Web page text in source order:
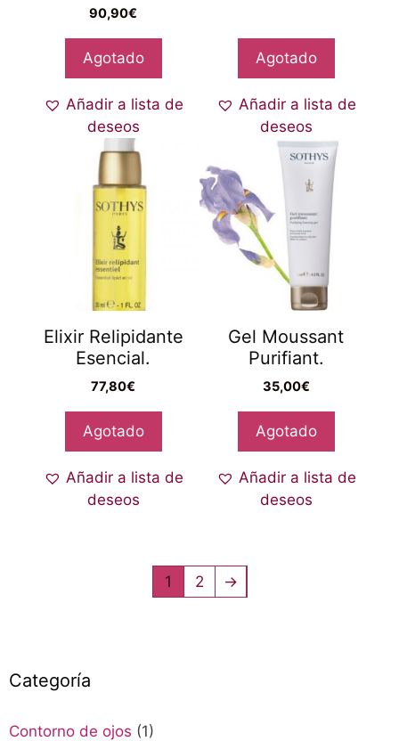
90,90€
Agotado
Añadir a lista de
deseos
Agotado
Añadir a lista de
deseos
Elixir Relipidante
Esencial.
77,80€
Agotado
Añadir a lista de
deseos
Gel Moussant
Purifiant.
35,00€
Agotado
Añadir a lista de
deseos
1 2 →
Categoría
Contorno de ojos (1)